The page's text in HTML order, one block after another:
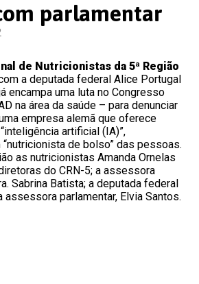
parlamentar
de Nutricionistas da 5ª Região
a deputada federal Alice Portugal
encampa uma luta no Congresso
na área da saúde – para denunciar
empresa alemã que oferece
artificial (IA)”,
de bolso” das pessoas.
as nutricionistas Amanda Ornelas
do CRN-5; a assessora
Sabrina Batista; a deputada federal
assessora parlamentar, Elvia Santos.